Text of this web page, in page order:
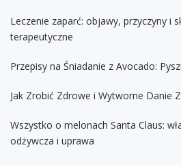
Leczenie zaparć: objawy, przyczyny i
terapeutyczne
Przepisy na Śniadanie z Avocado:
Jak Zrobić Zdrowe i Wytworne Danie
Wszystko o melonach Santa Claus:
odżywcza i uprawa